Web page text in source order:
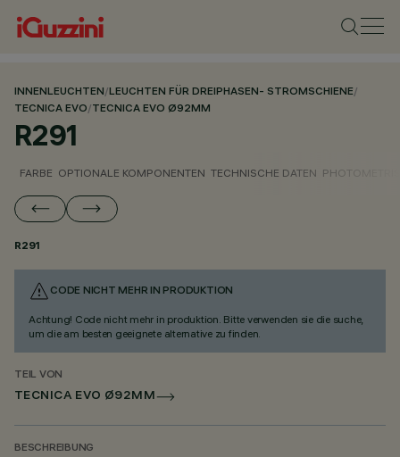
INNENLEUCHTEN/LEUCHTEN FÜR DREIPHASEN- STROMSCHIENE/
TECNICA EVO/TECNICA EVO Ø92MM
R291
FARBE OPTIONALE KOMPONENTEN TECHNISCHE DATEN
R291
CODE NICHT MEHR IN PRODUKTION
Achtung! Code nicht mehr in produktion. Bitte verwenden sie die suche,
um die am besten geeignete alternative zu finden.
TEIL VON
TECNICA EVO Ø92MM
BESCHREIBUNG